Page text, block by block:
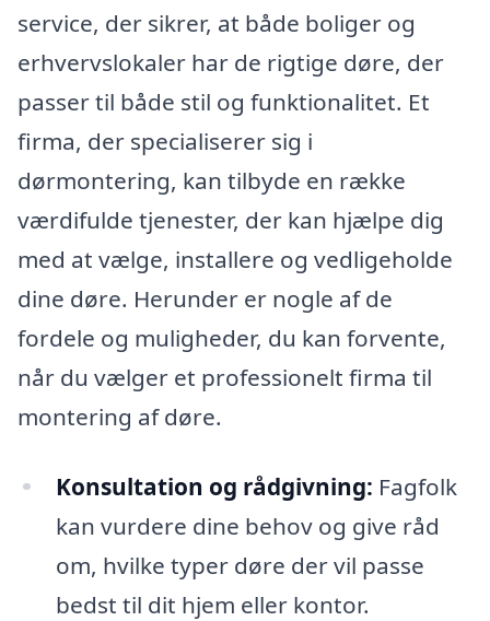
service, der sikrer, at både boliger og
erhvervslokaler har de rigtige døre, der
passer til både stil og funktionalitet. Et
firma, der specialiserer sig i
dørmontering, kan tilbyde en række
værdifulde tjenester, der kan hjælpe dig
med at vælge, installere og vedligeholde
dine døre. Herunder er nogle af de
fordele og muligheder, du kan forvente,
når du vælger et professionelt firma til
montering af døre.
Konsultation og rådgivning: Fagfolk
kan vurdere dine behov og give råd
om, hvilke typer døre der vil passe
bedst til dit hjem eller kontor.